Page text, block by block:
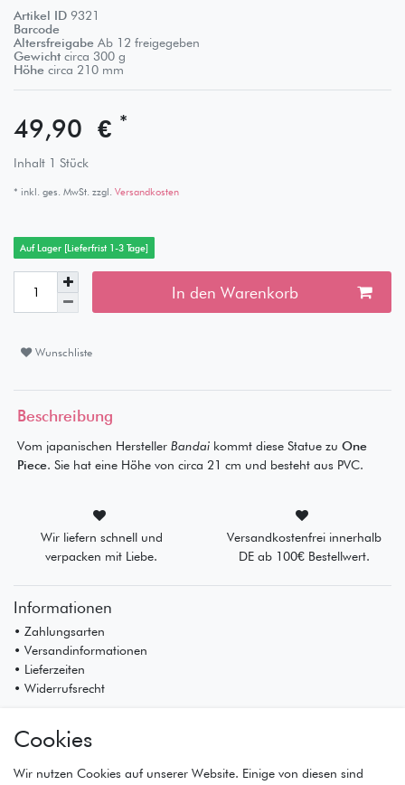
Artikel ID 9321
Barcode
Altersfreigabe Ab 12 freigegeben
Gewicht circa 300 g
Höhe circa 210 mm
49,90 € *
Inhalt 1 Stück
* inkl. ges. MwSt. zzgl. Versandkosten
Auf Lager [Lieferfrist 1-3 Tage]
In den Warenkorb
Wunschliste
Beschreibung
Vom japanischen Hersteller Bandaikommt diese Statue zu One
Piece. Sie hat eine Höhe von circa 21 cm und besteht aus PVC.
Wir liefern schnell und
verpacken mit Liebe.
Versandkostenfrei innerhalb
DE ab 100€ Bestellwert.
Informationen
• Zahlungsarten
• Versandinformationen
• Lieferzeiten
• Widerrufsrecht
• Registrierung
• Warenkorb
Cookies
Wir nutzen Cookies auf unserer Website. Einige von diesen sind